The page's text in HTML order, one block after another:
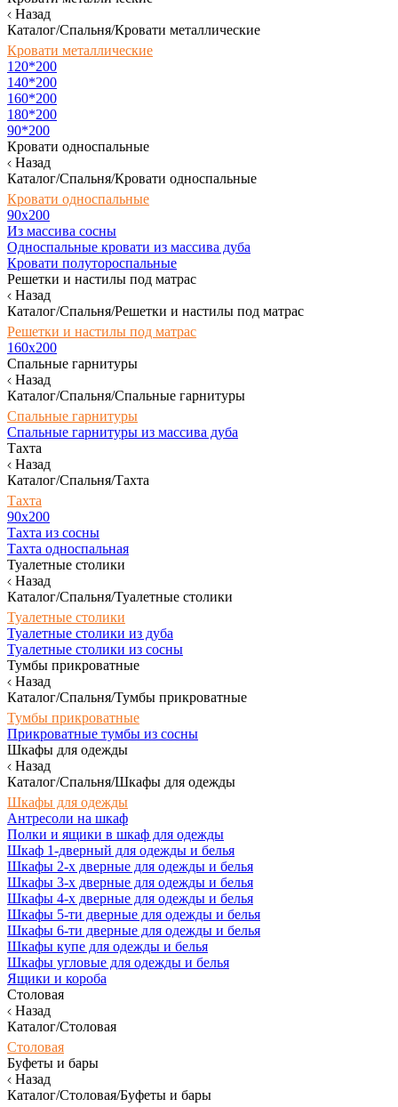
Назад
Каталог/Спальня/Кровати металлические
Кровати металлические
120*200
140*200
160*200
180*200
90*200
Кровати односпальные
Назад
Каталог/Спальня/Кровати односпальные
Кровати односпальные
90х200
Из массива сосны
Односпальные кровати из массива дуба
Кровати полутороспальные
Решетки и настилы под матрас
Назад
Каталог/Спальня/Решетки и настилы под матрас
Решетки и настилы под матрас
160х200
Спальные гарнитуры
Назад
Каталог/Спальня/Спальные гарнитуры
Спальные гарнитуры
Спальные гарнитуры из массива дуба
Тахта
Назад
Каталог/Спальня/Тахта
Тахта
90х200
Тахта из сосны
Тахта односпальная
Туалетные столики
Назад
Каталог/Спальня/Туалетные столики
Туалетные столики
Туалетные столики из дуба
Туалетные столики из сосны
Тумбы прикроватные
Назад
Каталог/Спальня/Тумбы прикроватные
Тумбы прикроватные
Прикроватные тумбы из сосны
Шкафы для одежды
Назад
Каталог/Спальня/Шкафы для одежды
Шкафы для одежды
Антресоли на шкаф
Полки и ящики в шкаф для одежды
Шкаф 1-дверный для одежды и белья
Шкафы 2-х дверные для одежды и белья
Шкафы 3-х дверные для одежды и белья
Шкафы 4-х дверные для одежды и белья
Шкафы 5-ти дверные для одежды и белья
Шкафы 6-ти дверные для одежды и белья
Шкафы купе для одежды и белья
Шкафы угловые для одежды и белья
Ящики и короба
Столовая
Назад
Каталог/Столовая
Столовая
Буфеты и бары
Назад
Каталог/Столовая/Буфеты и бары